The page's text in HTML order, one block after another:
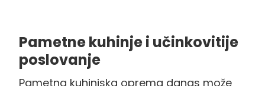
Pametne kuhinje i učinkovitije
poslovanje
Pametna kuhinjska oprema danas može